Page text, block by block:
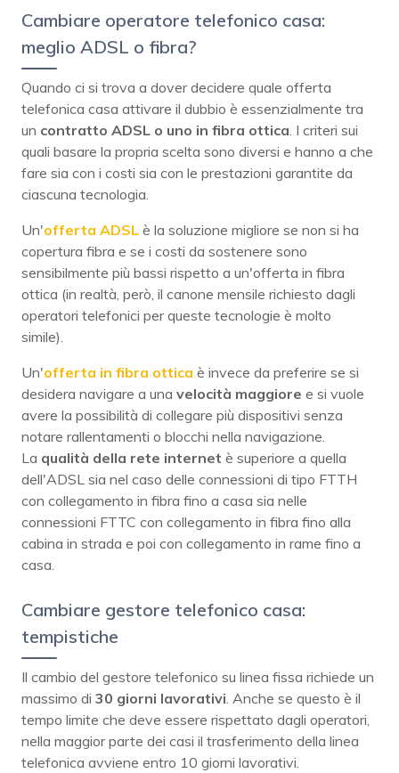
Cambiare operatore telefonico casa:
meglio ADSL o fibra?
Quando ci si trova a dover decidere quale offerta
telefonica casa attivare il dubbio è essenzialmente tra
un contratto ADSL o uno in fibra ottica. I criteri sui
quali basare la propria scelta sono diversi e hanno a che
fare sia con i costi sia con le prestazioni garantite da
ciascuna tecnologia.
Un'offerta ADSL è la soluzione migliore se non si ha
copertura fibra e se i costi da sostenere sono
sensibilmente più bassi rispetto a un'offerta in fibra
ottica (in realtà, però, il canone mensile richiesto dagli
operatori telefonici per queste tecnologie è molto
simile).
Un'offerta in fibra ottica è invece da preferire se si
desidera navigare a una velocità maggiore e si vuole
avere la possibilità di collegare più dispositivi senza
notare rallentamenti o blocchi nella navigazione.
La qualità della rete internet è superiore a quella
dell'ADSL sia nel caso delle connessioni di tipo FTTH
con collegamento in fibra fino a casa sia nelle
connessioni FTTC con collegamento in fibra fino alla
cabina in strada e poi con collegamento in rame fino a
casa.
Cambiare gestore telefonico casa:
tempistiche
Il cambio del gestore telefonico su linea fissa richiede un
massimo di 30 giorni lavorativi. Anche se questo è il
tempo limite che deve essere rispettato dagli operatori,
nella maggior parte dei casi il trasferimento della linea
telefonica avviene entro 10 giorni lavorativi.